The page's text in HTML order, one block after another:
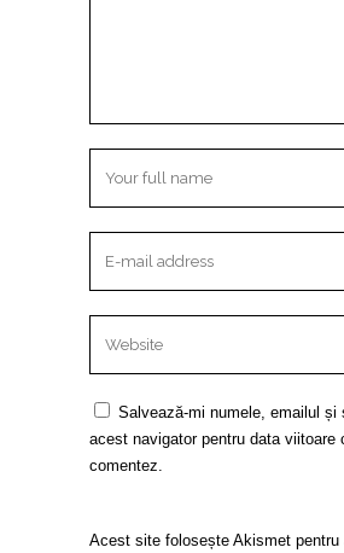
Salvează-mi numele, emailul și
acest navigator pentru data viitoare
comentez.
Acest site folosește Akismet pentru